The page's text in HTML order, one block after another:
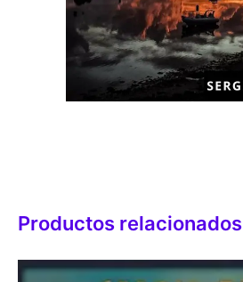
Productos relacionados